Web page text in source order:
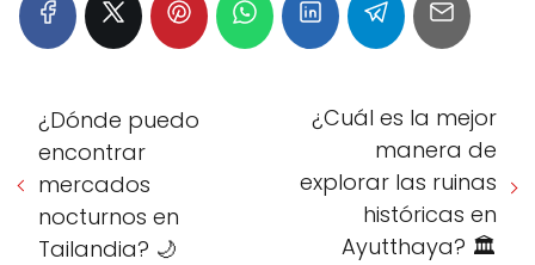
¿Dónde puedo
encontrar
mercados
nocturnos en
Tailandia? 🌙
¿Cuál es la mejor
manera de
explorar las ruinas
históricas en
Ayutthaya? 🏛️